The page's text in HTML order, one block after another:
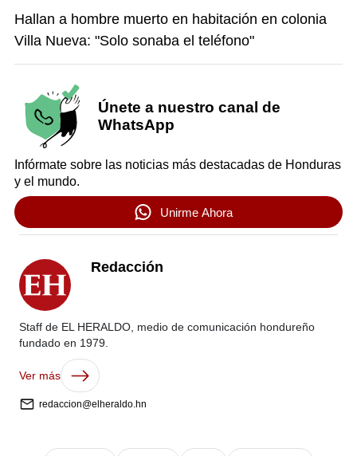
Hallan a hombre muerto en habitación en colonia
Villa Nueva: "Solo sonaba el teléfono"
Únete a nuestro canal de
WhatsApp
Infórmate sobre las noticias más destacadas de Honduras
y el mundo.
Unirme Ahora
Redacción
Staff de EL HERALDO, medio de comunicación hondureño
fundado en 1979.
Ver más
redaccion@elheraldo.hn